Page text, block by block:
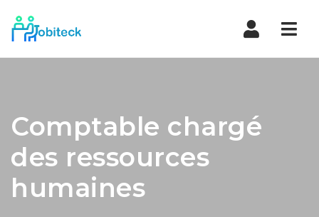
Comptable chargé
des ressources
humaines